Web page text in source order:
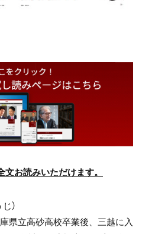
文お読みいただけます。
）
県立高砂高校卒業後、三越に入